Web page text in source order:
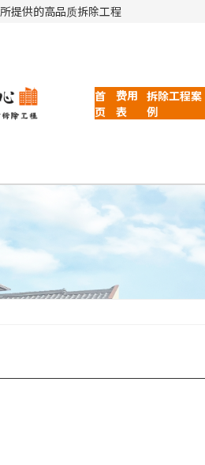
提供的高品质拆除工程
首
页
费用
表
拆除工程案
例